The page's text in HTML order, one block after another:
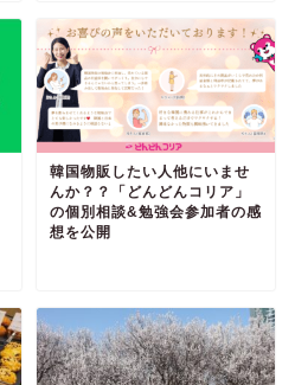
韓国物販したい人他にいませ
んか？？「どんどんコリア」
の個別相談&勉強会参加者の感
想を公開